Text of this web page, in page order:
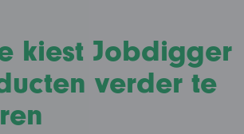
kiest Jobdigger
verder te